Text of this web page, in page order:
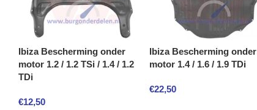
Ibiza Bescherming onder
motor 1.2 / 1.2 TSi / 1.4 / 1.2
TDi
€12,50
Ibiza Bescherming onder
motor 1.4 / 1.6 / 1.9 TDi
€22,50